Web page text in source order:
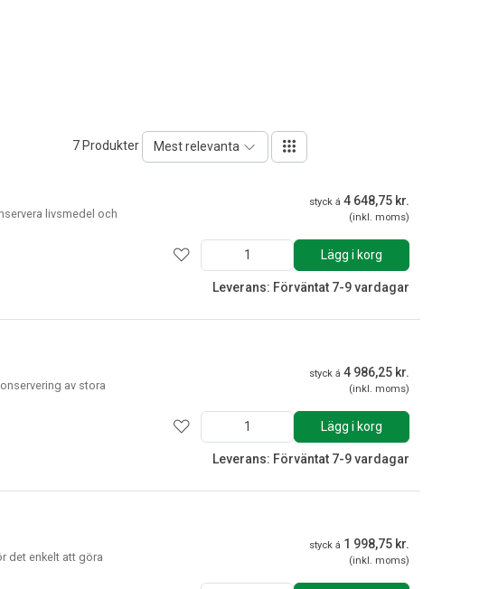
7 Produkter Mest relevanta
livsmedel och
styck á 4 648,75 kr.
(inkl. moms)
Lägg i korg
Leverans: Förväntat 7-9 vardagar
av stora
styck á 4 986,25 kr.
(inkl. moms)
Lägg i korg
Leverans: Förväntat 7-9 vardagar
det enkelt att göra
styck á 1 998,75 kr.
(inkl. moms)